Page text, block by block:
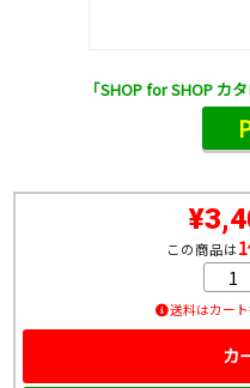
この商品は
送料はカー
カ
「SHOP for SHOP カ